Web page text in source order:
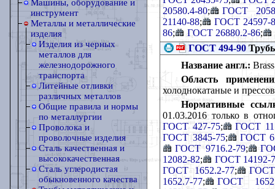
Машины, оборудование и
инструмент
Металлы и металлические
изделия
Изделия из черных
металлов для
железнодорожного
транспорта
Литейные отливки
различных металлов
Общие правила и нормы
по металлургии
Проволока и
проволочные изделия
Сталь качественная и
высококачественная
Сталь углеродистая
обыкновенного качества
20580.4-80;
ГОСТ
21140-88;
ГОСТ 24597-
86; ГОСТ 26880.2-86;
ГОСТ 494-90
Название англ.:
Область
холоднокатаные и
Нормативные
01.03.2016 только в
ГОСТ 427-75;
ГОСТ
ГОСТ 3845-75;
ГОСТ
ГОСТ 9716.2-79;
12082-82;
ГОСТ 14192-
ГОСТ 1652.2-77;
ГОСТ
1652.7-77;
ГОСТ